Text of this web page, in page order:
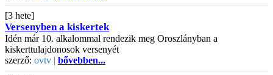
[3 hete]
Versenyben a kiskertek
Idén már 10. alkalommal rendezik meg Oroszlányban a
kiskerttulajdonosok versenyét
szerző: ovtv | bővebben...